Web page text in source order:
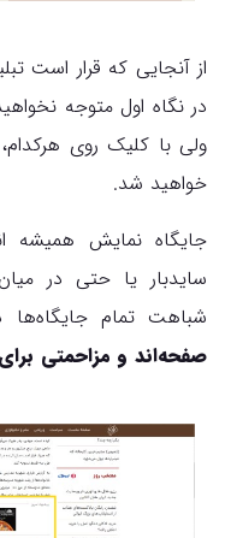
از آنجایی که قرار است
در نگاه اول متوجه
ولی با کلیک روی
خواهید شد.
جایگاه نمایش همیشه
سایدبار یا حتی در
شباهت تمام جایگاه‌ها در ۲ چیز
صفحه‌اند و مزاحمتی برای